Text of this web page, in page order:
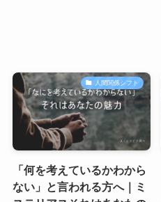
人間関係シフト
「何を考えているかわから
ない」と言われる方へ｜ミ